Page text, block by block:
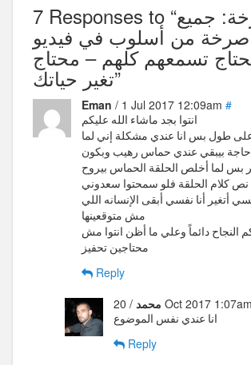
7 Responses to “صرخة: جميع
من أسلوب في فيديو
تسمعهم كلهم – محتاج
تغير حياتك”
Eman / 1 Jul 2017 12:09am #
انتوا بجد ماشاء الله عليكم
على طول بس انا عندي مشكلة إني لما
حاجة بيبقي عندي حماس رهيب وبكون
بس لما أخلص الحلقة الحماس بيروح
نص كلام الحلقة فلو سمحتوا سعدوني
أتغير أنا نفسي أبقى الإنسانه اللي
مش متوقعينها
النجاح دائماً وعلي ما أظن انتوا مش
محتاجين تحفيز
Reply
محمد / 20 Oct 2017 1:07am
انا عندي نفس الموضوع
Reply